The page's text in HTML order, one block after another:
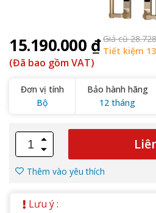
15.190.000 ₫ Giá cũ
Tiết kiệm
(Đã bao gồm VAT)
Đơn vị tính
Bộ
Bảo hành hãng
12 tháng
Thêm vào yêu thích
Lưu ý :